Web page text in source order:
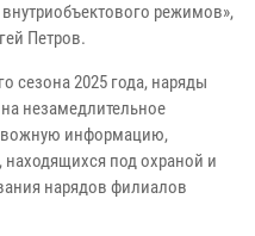
режимов»,
Петров.
сезона 2025 года, наряды
незамедлительное
информацию,
под охраной и
нарядов филиалов